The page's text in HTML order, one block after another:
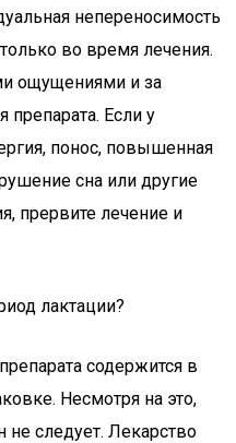
непереносимость
во время лечения.
ощущениями и за
Если у
понос, повышенная
сна или другие
прервите лечение и
лактации?
содержится в
Несмотря на это,
не следует. Лекарство